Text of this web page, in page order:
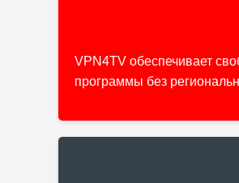
VPN4TV обеспечивает
программы без